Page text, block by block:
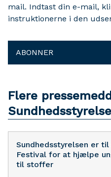
mail. Indtast din e-mail,
instruktionerne i den
ABONNER
Flere
Sundhedsstyrelsen er
Festival for at hjælpe
til stoffer